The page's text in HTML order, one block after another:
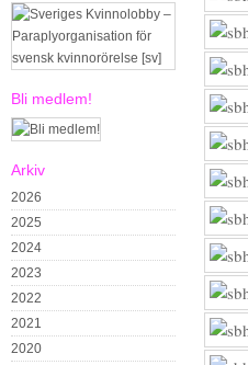
Bli medlem!
Arkiv
2026
2025
2024
2023
2022
2021
2020